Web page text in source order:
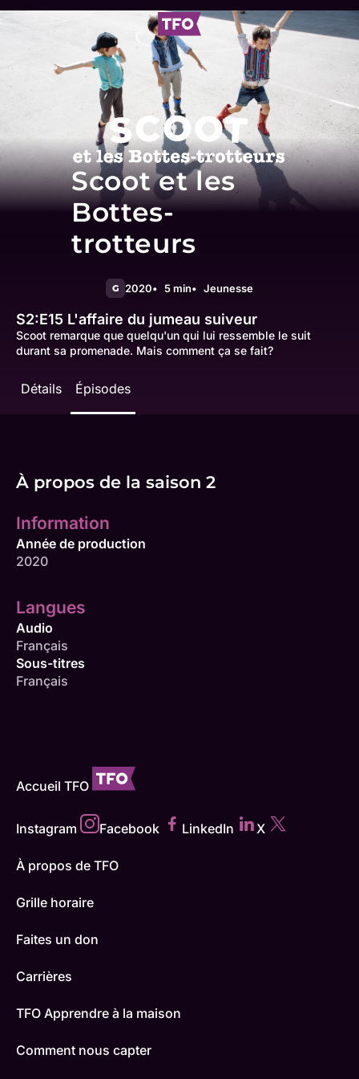
Scoot et les
Bottes-
trotteurs
G 2020 5 min Jeunesse
S2:E15 L'affaire du jumeau suiveur
Scoot remarque que quelqu'un qui lui ressemble le suit
durant sa promenade. Mais comment ça se fait?
Détails Épisodes
À propos de la saison 2
Information
Année de production
2020
Langues
Audio
Français
Sous-titres
Français
Accueil TFO
Instagram Facebook LinkedIn X
À propos de TFO
Grille horaire
Faites un don
Carrières
TFO Apprendre à la maison
Comment nous capter